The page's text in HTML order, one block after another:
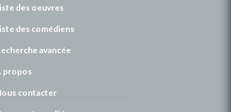
des oeuvres
des comédiens
avancée
propos
contacter